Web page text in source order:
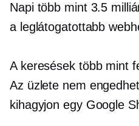
Napi több mint 3.5
a leglátogatottabb
A keresések több mint
Az üzlete nem
kihagyjon egy Google